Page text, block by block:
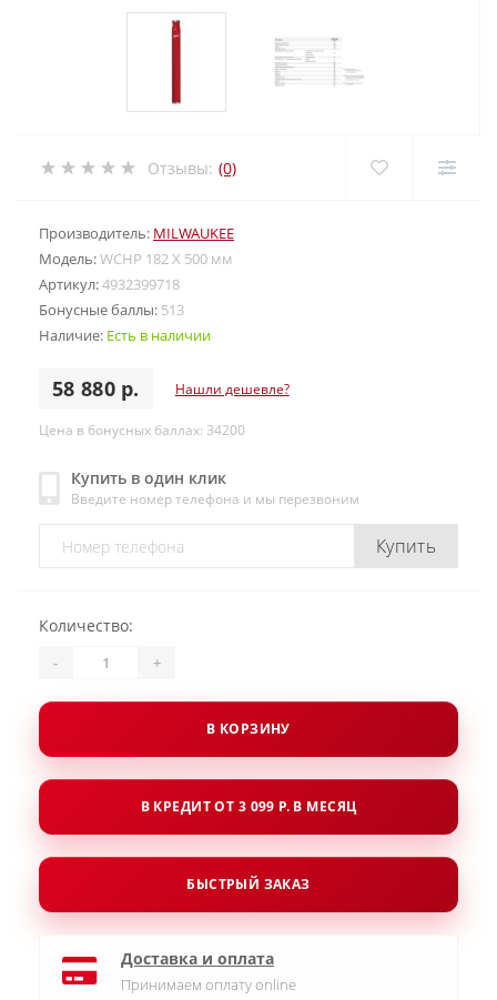
Отзывы: (0)
Производитель: MILWAUKEE
Модель:WCHP 182 X 500 мм
Артикул:4932399718
Бонусные баллы: 513
Наличие: Есть в наличии
58 880 р. Нашли дешевле?
Цена в бонусных баллах: 34200
Купить в один клик
Введите номер телефона и мы перезвоним
Купить
Количество:
- +
В КОРЗИНУ
В КРЕДИТ ОТ 3 099 Р. В МЕСЯЦ
БЫСТРЫЙ ЗАКАЗ
Доставка и оплата
Принимаем оплату online